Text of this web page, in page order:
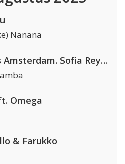
Nanana
Kris Kross Amsterdam. Sofia Reyes & Tinie Tempah
Omega
& Farukko